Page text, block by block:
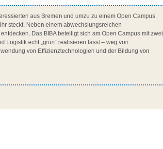
aus Bremen und umzu zu einem Open Campus
steckt. Neben einem abwechslungsreichen
Das BIBA beteiligt sich am Open Campus mit zwei
Logistik echt „grün“ realisieren lässt – weg von
von Effizienztechnologien und der Bildung von